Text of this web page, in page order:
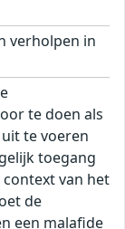
verholpen in
te doen als
te voeren
toegang
van het
de
een malafide